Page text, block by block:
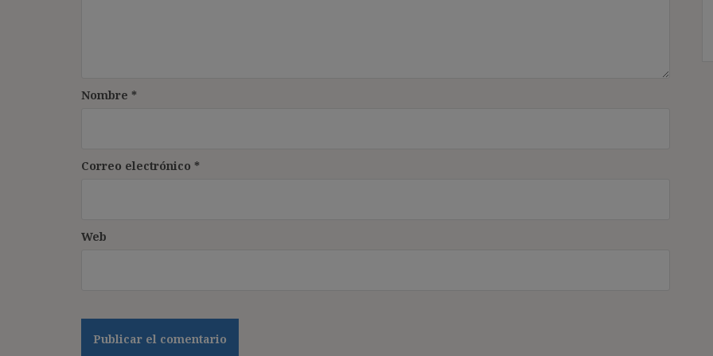
Nombre *
Correo electrónico *
Web